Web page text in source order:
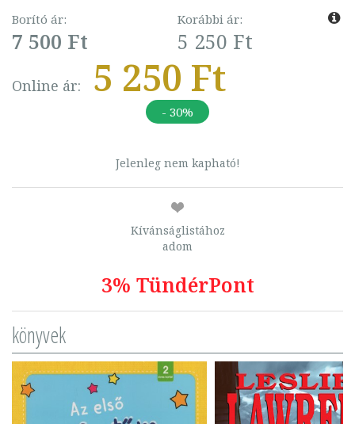
Borító ár:
7 500 Ft
Korábbi ár:
5 250 Ft
Online ár: 5 250 Ft
- 30%
Jelenleg nem kapható!
Kívánságlistához
adom
3% TündérPont
könyvek